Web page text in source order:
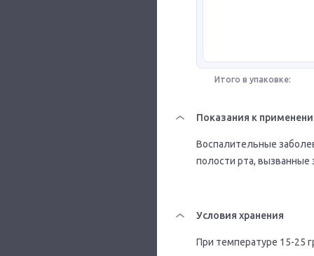
Итого в упаковке:
Показания к
Воспалительные
полости рта, вызванные
Условия хранения
При температуре 15-25